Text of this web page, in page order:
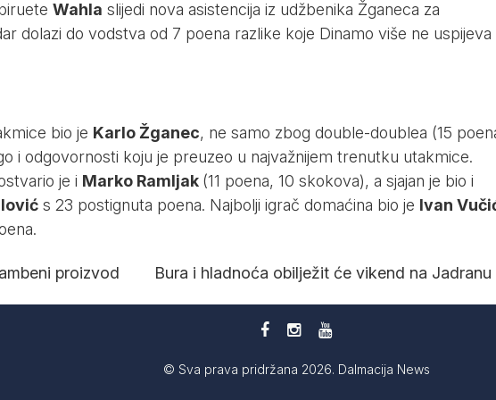
Wahla slijedi nova asistencija iz udžbenika Žganeca za
dolazi do vodstva od 7 poena razlike koje Dinamo više ne uspijeva
bio je Karlo Žganec, ne samo zbog double-doublea (15
i odgovornosti koju je preuzeo u najvažnijem trenutku utakmice.
je i Marko Ramljak (11 poena, 10 skokova), a sjajan je bio i
s 23 postignuta poena. Najbolji igrač domaćina bio je Ivan
proizvod Bura i hladnoća obilježit će vikend na Jadranu
© Sva prava pridržana 2026. Dalmacija News